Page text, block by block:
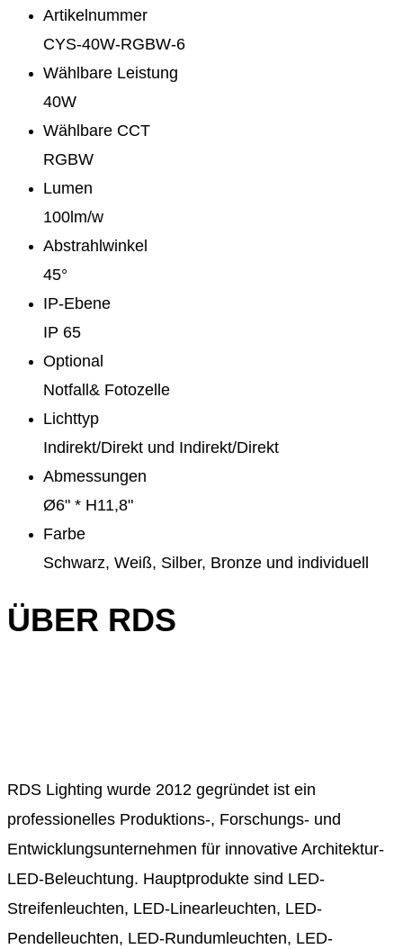
Artikelnummer
CYS-40W-RGBW-6
Wählbare Leistung
40W
Wählbare CCT
RGBW
Lumen
100lm/w
Abstrahlwinkel
45°
IP-Ebene
IP 65
Optional
Notfall& Fotozelle
Lichttyp
Indirekt/Direkt und Indirekt/Direkt
Abmessungen
Ø6" * H11,8"
Farbe
Schwarz, Weiß, Silber, Bronze und individuell
ÜBER RDS
RDS Lighting wurde 2012 gegründet ist ein
professionelles Produktions-, Forschungs- und
Entwicklungsunternehmen für innovative Architektur-
LED-Beleuchtung. Hauptprodukte sind LED-
Streifenleuchten, LED-Linearleuchten, LED-
Pendelleuchten, LED-Rundumleuchten, LED-